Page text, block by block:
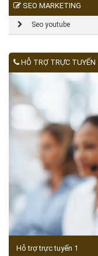
SEO MARKETING
Seo youtube
HỖ TRỢ TRỰC TUYẾN
Hỗ trợ trực tuyến 1